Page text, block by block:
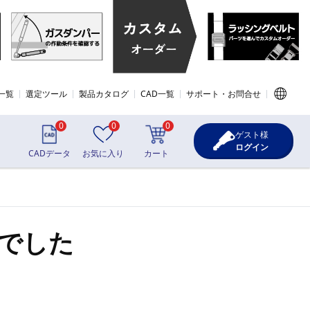
覧 選定ツール 製品カタログ CAD一覧 サポート・お問合せ
0
CADデータ
0
お気に入り
0
カート
ゲスト様
ログイン
した